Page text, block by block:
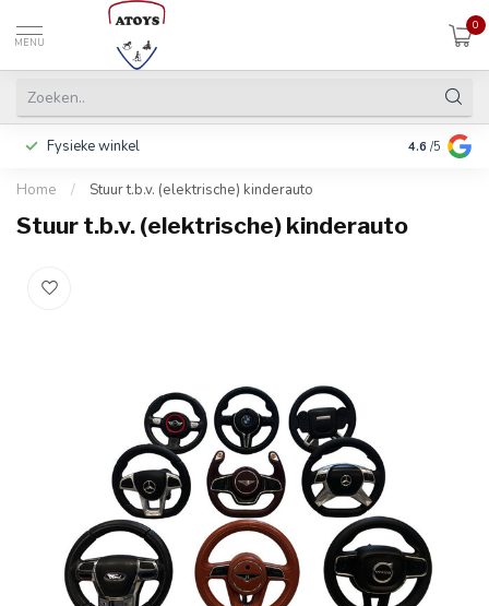
MENU
0
Fysieke winkel Inclusief
4.6 /5
Home / Stuur t.b.v. (elektrische) kinderauto
Stuur t.b.v. (elektrische) kinderauto